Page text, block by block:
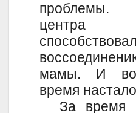
проблемы.
центра
мамы. И
время
За время